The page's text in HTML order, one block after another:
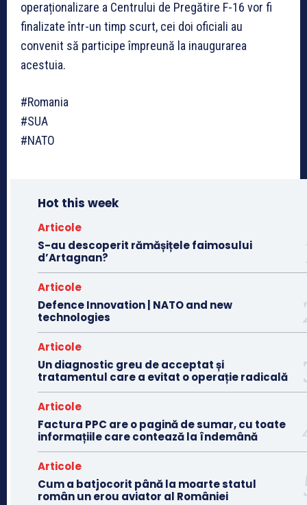
operaționalizare a Centrului de Pregătire F-16 vor fi
finalizate într-un timp scurt, cei doi oficiali au
convenit să participe împreună la inaugurarea
acestuia.
#Romania
#SUA
#NATO
Hot this week
Articole
S-au descoperit rămășițele faimosului
d’Artagnan?
Articole
Defence Innovation | NATO and new
technologies
Articole
Un diagnostic greu de acceptat și
tratamentul care a evitat o operație radicală
Articole
Factura PPC are o pagină de sumar, cu toate
informațiile care contează la îndemână
Articole
Cum a batjocorit până la moarte statul
român un erou aviator al României